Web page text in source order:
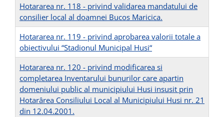
Hotararea nr. 118 - privind validarea mandatului de
consilier local al doamnei Bucos Maricica.
Hotararea nr. 119 - privind aprobarea valorii totale a
obiectivului “Stadionul Municipal Husi“
Hotararea nr. 120 - privind modificarea si
completarea Inventarului bunurilor care apartin
domeniului public al municipiului Husi insusit prin
Hotarârea Consiliului Local al Municipiului Husi nr. 21
din 12.04.2001.